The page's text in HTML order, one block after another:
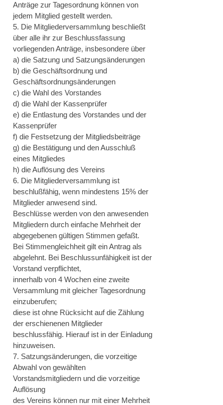
Anträge zur Tagesordnung können von
jedem Mitglied gestellt werden.
5. Die Mitgliederversammlung beschließt
über alle ihr zur Beschlussfassung
vorliegenden Anträge, insbesondere über
a) die Satzung und Satzungsänderungen
b) die Geschäftsordnung und
Geschäftsordnungsänderungen
c) die Wahl des Vorstandes
d) die Wahl der Kassenprüfer
e) die Entlastung des Vorstandes und der
Kassenprüfer
f) die Festsetzung der Mitgliedsbeiträge
g) die Bestätigung und den Ausschluß
eines Mitgliedes
h) die Auflösung des Vereins
6. Die Mitgliederversammlung ist
beschlußfähig, wenn mindestens 15% der
Mitglieder anwesend sind.
Beschlüsse werden von den anwesenden
Mitgliedern durch einfache Mehrheit der
abgegebenen gültigen Stimmen gefaßt.
Bei Stimmengleichheit gilt ein Antrag als
abgelehnt. Bei Beschlussunfähigkeit ist der
Vorstand verpflichtet,
innerhalb von 4 Wochen eine zweite
Versammlung mit gleicher Tagesordnung
einzuberufen;
diese ist ohne Rücksicht auf die Zählung
der erschienenen Mitglieder
beschlussfähig. Hierauf ist in der Einladung
hinzuweisen.
7. Satzungsänderungen, die vorzeitige
Abwahl von gewählten
Vorstandsmitgliedern und die vorzeitige
Auflösung
des Vereins können nur mit einer Mehrheit